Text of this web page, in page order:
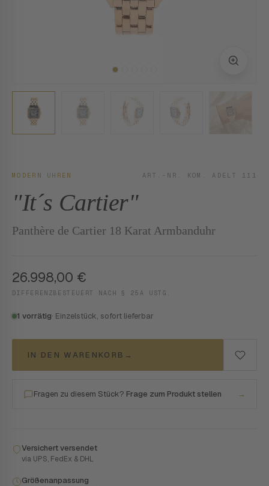
MODERN UHREN ART.-NR. KOM. ADELT 111
"It´s Cartier"
Panthère de Cartier 18 Karat Armbanduhr
26.998,00 €
DIFFERENZBESTEUERT NACH § 25A USTG.
1 vorrätig· Einzelstück, sofort lieferbar
IN DEN WARENKORB →
Fragen zu diesem Stück? Frage zum Produkt stellen →
Versichert versendet
via UPS, FedEx & DHL
Größenanpassung